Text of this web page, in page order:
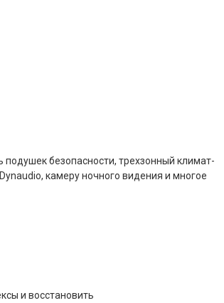
безопасности, трехзонный климат-
камеру ночного видения и многое
и восстановить